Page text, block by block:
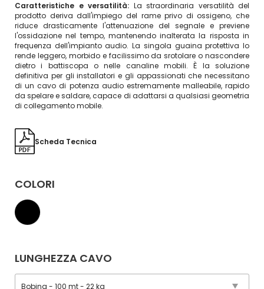
Caratteristiche e versatilità: La straordinaria versatilità del
prodotto deriva dall'impiego del rame privo di ossigeno, che
riduce drasticamente l'attenuazione del segnale e previene
l'ossidazione nel tempo, mantenendo inalterata la risposta in
frequenza dell'impianto audio. La singola guaina protettiva lo
rende leggero, morbido e facilissimo da srotolare o nascondere
dietro i battiscopa o nelle canaline mobili. È la soluzione
definitiva per gli installatori e gli appassionati che necessitano
di un cavo di potenza audio estremamente malleabile, rapido
da spelare e saldare, capace di adattarsi a qualsiasi geometria
di collegamento mobile.
Scheda Tecnica
COLORI
LUNGHEZZA CAVO